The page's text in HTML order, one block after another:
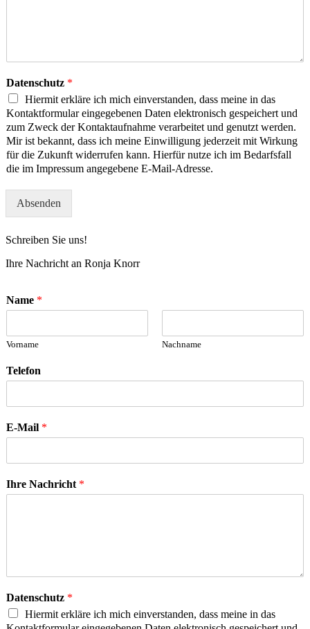
Datenschutz *
Hiermit erkläre ich mich einverstanden, dass meine in das
Kontaktformular eingegebenen Daten elektronisch gespeichert und
zum Zweck der Kontaktaufnahme verarbeitet und genutzt werden.
Mir ist bekannt, dass ich meine Einwilligung jederzeit mit Wirkung
für die Zukunft widerrufen kann. Hierfür nutze ich im Bedarfsfall
die im Impressum angegebene E-Mail-Adresse.
Absenden
Schreiben Sie uns!
Ihre Nachricht an Ronja Knorr
Name *
Vorname Nachname
Telefon
E-Mail *
Ihre Nachricht *
Datenschutz *
Hiermit erkläre ich mich einverstanden, dass meine in das